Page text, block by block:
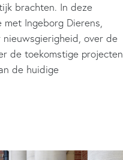
brachten. In deze
Ingeborg Dierens,
nieuwsgierigheid, over de
de toekomstige projecten
de huidige